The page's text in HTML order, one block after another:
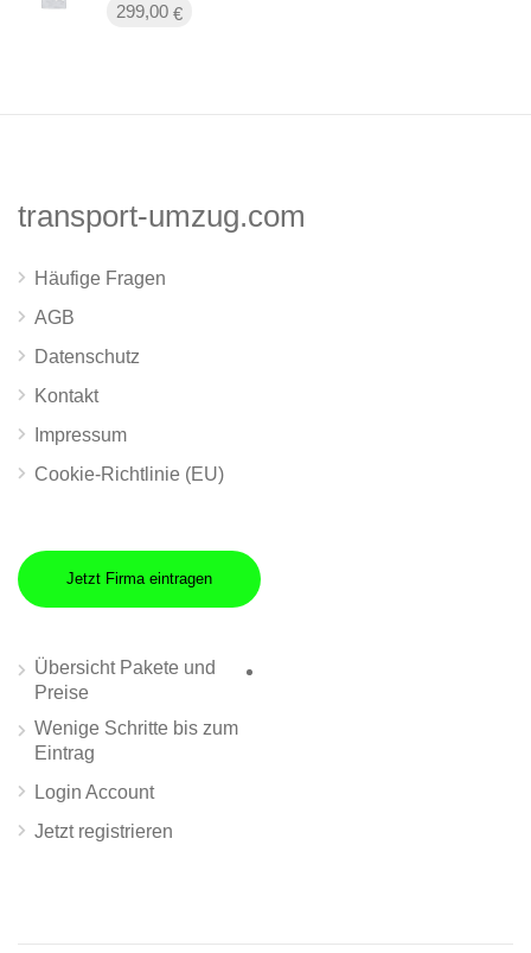
299,00 €
transport-umzug.com
Häufige Fragen
AGB
Datenschutz
Kontakt
Impressum
Cookie-Richtlinie (EU)
Jetzt Firma eintragen
Übersicht Pakete und
Preise
Wenige Schritte bis zum
Eintrag
Login Account
Jetzt registrieren